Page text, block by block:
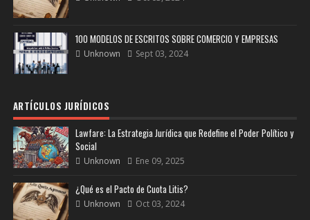
100 MODELOS DE ESCRITOS SOBRE COMERCIO Y EMPRESAS
Unknown Sept 03, 2024
ARTÍCULOS JURÍDICOS
Lawfare: La Estrategia Jurídica que Redefine el Poder Político y
Social
Unknown Ene 09, 2025
¿Qué es el Pacto de Cuota Litis?
Unknown Oct 03, 2024